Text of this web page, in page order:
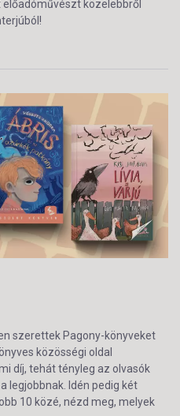
közelebbről
szerettek Pagony-könyveket
közösségi oldal
díj, tehát tényleg az olvasók
legjobbnak. Idén pedig két
10 közé, nézd meg, melyek